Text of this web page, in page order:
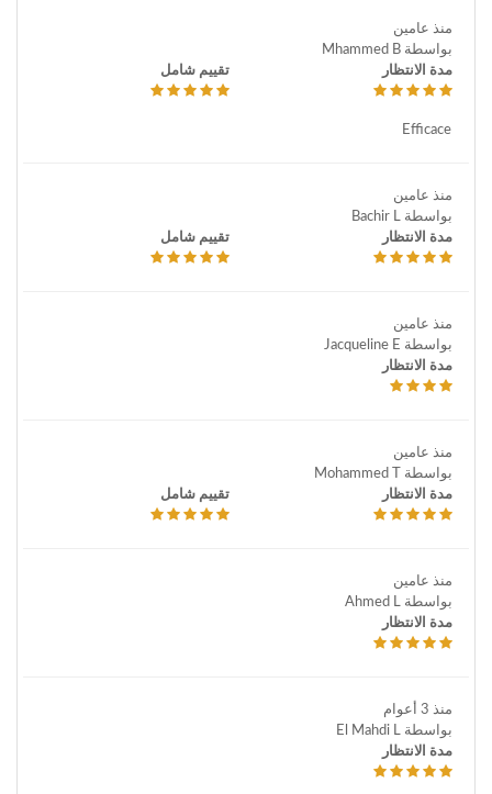
منذ عامين
بواسطة Mhammed B
مدة الانتظار
تقييم شامل
Efficace
منذ عامين
بواسطة Bachir L
مدة الانتظار
تقييم شامل
منذ عامين
بواسطة Jacqueline E
مدة الانتظار
منذ عامين
بواسطة Mohammed T
مدة الانتظار
تقييم شامل
منذ عامين
بواسطة Ahmed L
مدة الانتظار
منذ 3 أعوام
بواسطة El Mahdi L
مدة الانتظار